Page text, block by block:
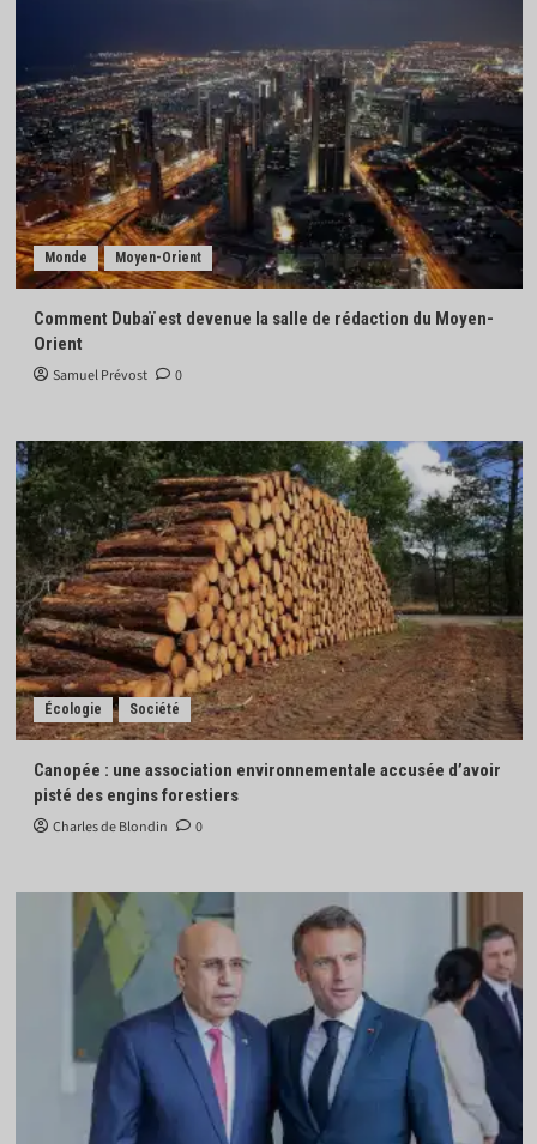
Monde Moyen-Orient
Comment Dubaï est devenue la salle de rédaction du Moyen-
Orient
Samuel Prévost 0
Écologie Société
Canopée : une association environnementale accusée d’avoir
pisté des engins forestiers
Charles de Blondin 0